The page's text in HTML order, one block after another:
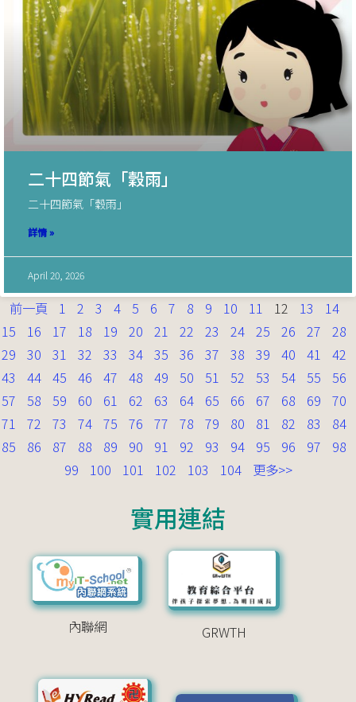
二十四節氣「穀雨」
二十四節氣「穀雨」
詳情 »
April 20, 2026
前一頁 1 2 3 4 5 6 7 8 9 10 11 12 13
14
15
16 17 18 19 20 21 22 23 24 25 26 27
28
29
30 31 32 33 34 35 36 37 38 39 40 41
42
43
44 45 46 47 48 49 50 51 52 53 54 55
56
57
58 59 60 61 62 63 64 65 66 67 68 69
70
71
72 73 74 75 76 77 78 79 80 81 82 83
84
85
86 87 88 89 90 91 92 93 94 95 96 97
98
99
100 101 102 103 104 更多>>
實用連結
內聯網 GRWTH